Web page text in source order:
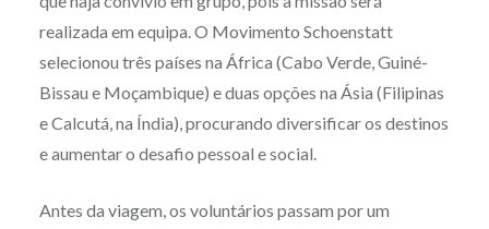
realizada em equipa. O Movimento Schoenstatt
selecionou três países na África (Cabo Verde, Guiné-
Bissau e Moçambique) e duas opções na Ásia (Filipinas
e Calcutá, na Índia), procurando diversificar os destinos
e aumentar o desafio pessoal e social.
Antes da viagem, os voluntários passam por um